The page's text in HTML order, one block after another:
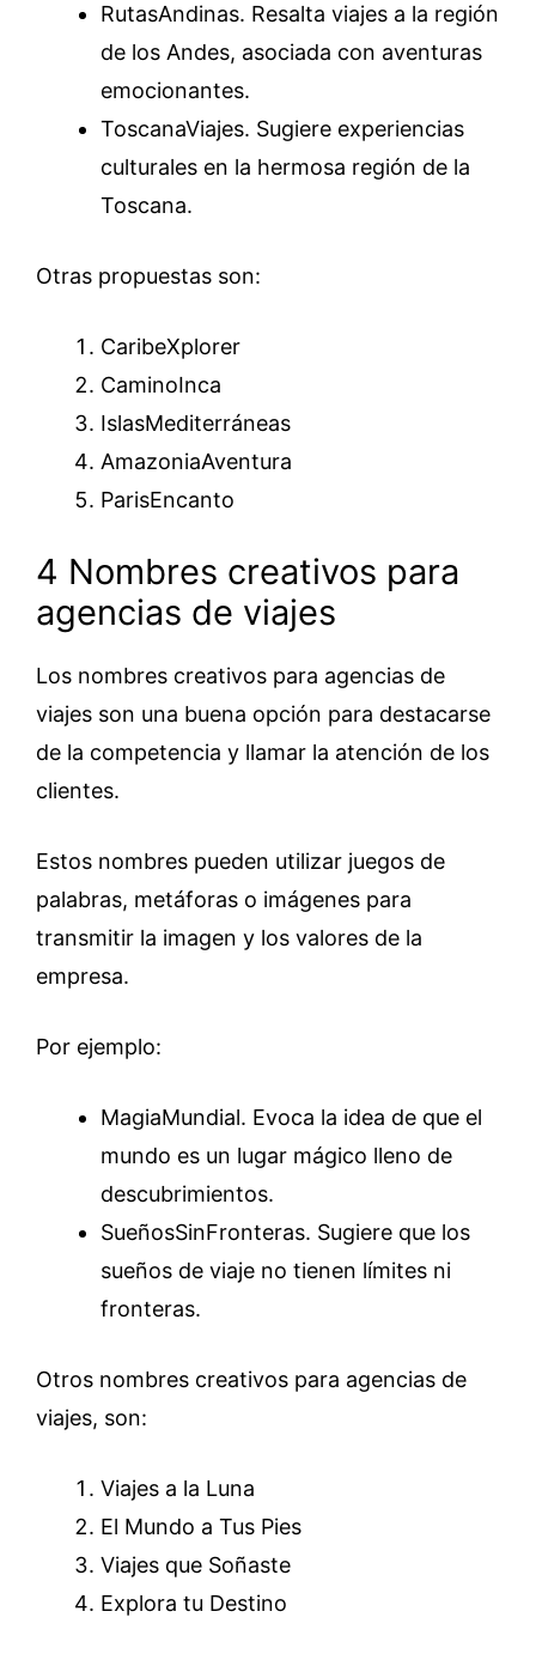
RutasAndinas. Resalta viajes a la región
de los Andes, asociada con aventuras
emocionantes.
ToscanaViajes. Sugiere experiencias
culturales en la hermosa región de la
Toscana.
Otras propuestas son:
CaribeXplorer
CaminoInca
IslasMediterráneas
AmazoniaAventura
ParisEncanto
4 Nombres creativos para
agencias de viajes
Los nombres creativos para agencias de
viajes son una buena opción para destacarse
de la competencia y llamar la atención de los
clientes.
Estos nombres pueden utilizar juegos de
palabras, metáforas o imágenes para
transmitir la imagen y los valores de la
empresa.
Por ejemplo:
MagiaMundial. Evoca la idea de que el
mundo es un lugar mágico lleno de
descubrimientos.
SueñosSinFronteras. Sugiere que los
sueños de viaje no tienen límites ni
fronteras.
Otros nombres creativos para agencias de
viajes, son:
Viajes a la Luna
El Mundo a Tus Pies
Viajes que Soñaste
Explora tu Destino